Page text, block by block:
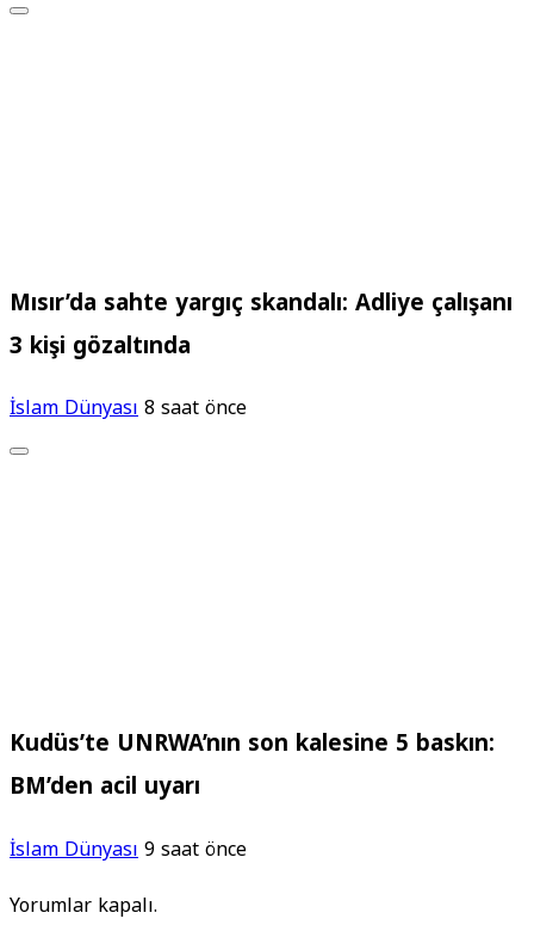
Mısır’da sahte yargıç skandalı: Adliye çalışanı
3 kişi gözaltında
İslam Dünyası8 saat önce
Kudüs’te UNRWA’nın son kalesine 5 baskın:
BM’den acil uyarı
İslam Dünyası9 saat önce
Yorumlar kapalı.